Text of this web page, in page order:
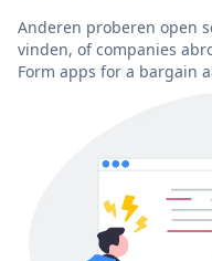
Anderen proberen open
vinden, of companies
Form apps for a bargain